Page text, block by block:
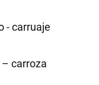
- carruaje
– carroza